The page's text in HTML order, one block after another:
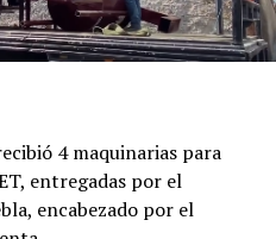
4 maquinarias para
entregadas por el
encabezado por el